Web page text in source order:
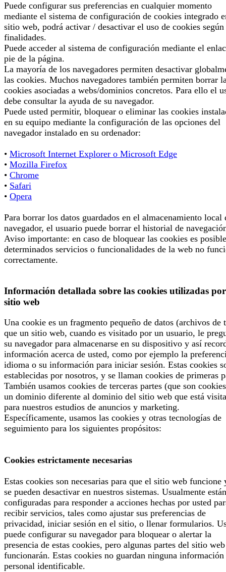
Puede configurar sus preferencias en cualquier momento
mediante el sistema de configuración de cookies integrado
sitio web, podrá activar / desactivar el uso de cookies según
finalidades.
Puede acceder al sistema de configuración mediante el
pie de la página.
La mayoría de los navegadores permiten desactivar
las cookies. Muchos navegadores también permiten borrar
cookies asociadas a webs/dominios concretos. Para ello el
debe consultar la ayuda de su navegador.
Puede usted permitir, bloquear o eliminar las cookies
en su equipo mediante la configuración de las opciones del
navegador instalado en su ordenador:
• Microsoft Internet Explorer o Microsoft Edge
• Mozilla Firefox
• Chrome
• Safari
• Opera
Para borrar los datos guardados en el almacenamiento local
navegador, el usuario puede borrar el historial de
Aviso importante: en caso de bloquear las cookies es
determinados servicios o funcionalidades de la web no
correctamente.
Información detallada sobre las cookies utilizadas por
sitio web
Una cookie es un fragmento pequeño de datos (archivos de
que un sitio web, cuando es visitado por un usuario, le
su navegador para almacenarse en su dispositivo y así
información acerca de usted, como por ejemplo la
idioma o su información para iniciar sesión. Estas cookies
establecidas por nosotros, y se llaman cookies de primeras
También usamos cookies de terceras partes (que son
un dominio diferente al dominio del sitio web que está
para nuestros estudios de anuncios y marketing.
Específicamente, usamos las cookies y otras tecnologías de
seguimiento para los siguientes propósitos:
Cookies estrictamente necesarias
Estas cookies son necesarias para que el sitio web funcione
se pueden desactivar en nuestros sistemas. Usualmente están
configuradas para responder a acciones hechas por usted
recibir servicios, tales como ajustar sus preferencias de
privacidad, iniciar sesión en el sitio, o llenar formularios.
puede configurar su navegador para bloquear o alertar la
presencia de estas cookies, pero algunas partes del sitio
funcionarán. Estas cookies no guardan ninguna información
personal identificable.